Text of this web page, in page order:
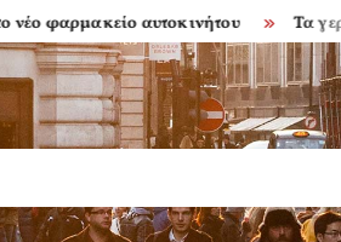
αυτοκινήτου Τα γερασμένα